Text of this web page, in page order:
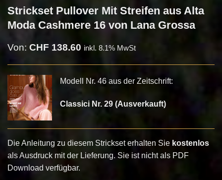
Strickset Pullover Mit Streifen aus Alta
Moda Cashmere 16 von Lana Grossa
Von: CHF 138.60 inkl. 8.1% MwSt
Modell Nr. 46 aus der Zeitschrift:
Classici Nr. 29 (Ausverkauft)
Die Anleitung zu diesem Strickset erhalten Sie kostenlos
als Ausdruck mit der Lieferung. Sie ist nicht als PDF
Download verfügbar.